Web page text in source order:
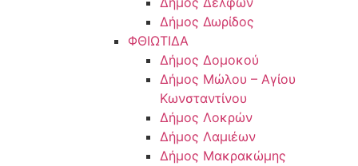
Δήμος Δωρίδος
ΦΘΙΩΤΙΔΑ
Δήμος Δομοκού
Δήμος Μώλου – Αγίου
Κωνσταντίνου
Δήμος Λοκρών
Δήμος Λαμιέων
Δήμος Μακρακώμης